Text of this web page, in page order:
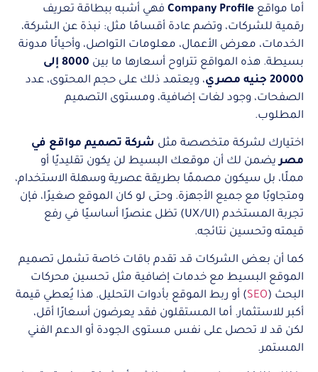
أما مواقع Company Profile فهي أشبه ببطاقة تعريف
رقمية للشركات، وتضم عادة أقسامًا مثل: نبذة عن الشركة،
الخدمات، معرض الأعمال، معلومات التواصل، وأحيانًا مدونة
بسيطة. هذه المواقع تتراوح أسعارها ما بين
8000 إلى
20000 جنيه مصري
، ويعتمد ذلك على حجم المحتوى، عدد
الصفحات، وجود لغات إضافية، ومستوى التصميم
المطلوب.
اختيارك لشركة متخصصة مثل شركة تصميم مواقع في
مصريضمن لك أن موقعك البسيط لن يكون تقليديًا أو
مملًا، بل سيكون مصممًا بطريقة عصرية وسهلة الاستخدام،
ومتجاوبًا مع جميع الأجهزة. وحتى لو كان الموقع صغيرًا، فإن
تجربة المستخدم (UX/UI) تظل عنصرًا أساسيًا في رفع
قيمته وتحسين نتائجه.
كما أن بعض الشركات قد تقدم باقات خاصة تشمل تصميم
الموقع البسيط مع خدمات إضافية مثل تحسين محركات
البحث (SEO) أو ربط الموقع بأدوات التحليل. هذا يُعطي قيمة
أكبر للاستثمار. أما المستقلون فقد يعرضون أسعارًا أقل،
لكن قد لا تحصل على نفس مستوى الجودة أو الدعم الفني
المستمر.